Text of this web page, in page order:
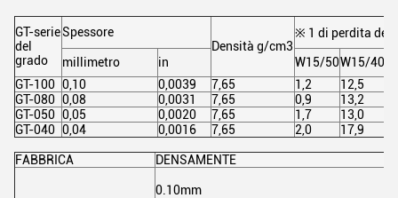
GT-serie
del
grado
Spessore
Densità g/cm3
※ 1 di perdita del
millimetro in W15/50W15/400
GT-100 0,10 0,0039 7,65 1,2 12,5
GT-080 0,08 0,0031 7,65 0,9 13,2
GT-050 0,05 0,0020 7,65 1,7 13,0
GT-040 0,04 0,0016 7,65 2,0 17,9
FABBRICA DENSAMENTE
0.10mm